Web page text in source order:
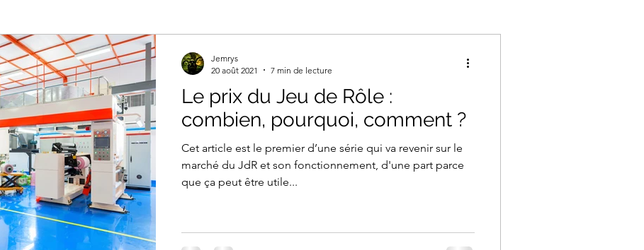
Le prix du Jeu de Rôle :
combien, pourquoi, comment ?
Cet article est le premier d’une série qui va revenir sur le
marché du JdR et son fonctionnement, d'une part parce
que ça peut être utile...
Jemrys
20 août 2021
7 min de lecture